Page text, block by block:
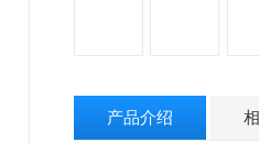
产品介绍